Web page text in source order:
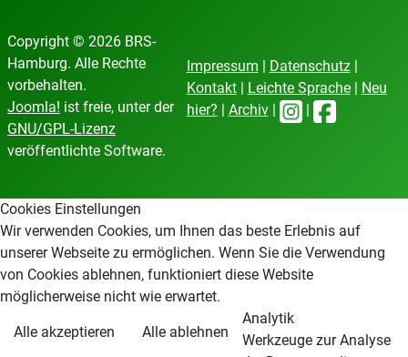
Copyright © 2026 BRS-
Hamburg. Alle Rechte
vorbehalten.
Joomla! ist freie, unter der
GNU/GPL-Lizenz
veröffentlichte Software.
Impressum Datenschutz|
Kontakt| Leichte Sprache|
Neu
hier?
Archiv|
Cookies Einstellungen
Wir verwenden Cookies, um Ihnen das beste Erlebnis auf
unserer Webseite zu ermöglichen. Wenn Sie die Verwendung
von Cookies ablehnen, funktioniert diese Website
möglicherweise nicht wie erwartet.
Alle akzeptieren Alle ablehnen
Analytik
Werkzeuge zur Analyse